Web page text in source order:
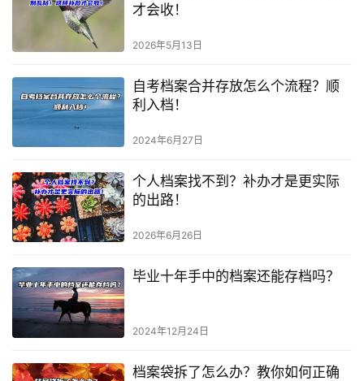
才会收！
2026年5月13日
自考档案合并存放怎么个流程？顺
利入档！
2024年6月27日
个人档案找不到？补办才是更实际
的出路！
2026年6月26日
毕业十年手中的档案还能存档吗？
2024年12月24日
档案袋拆了怎么办？教你如何正确